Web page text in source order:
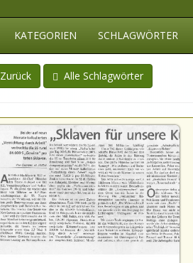
KATEGORIEN SCHLAGWÖRTER
Zurück Alle Schlagwörter